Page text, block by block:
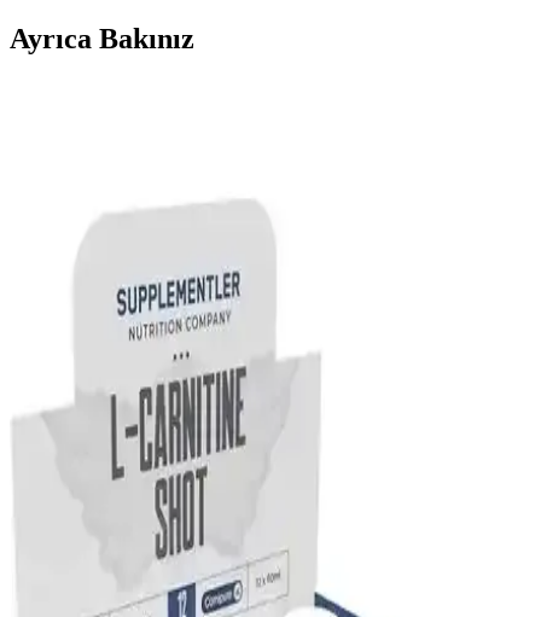
Ayrıca Bakınız
Hardline Thermo L-Carnitine ve L-Karnitin Thermo'nun özellikleri,
kullanıcı yorumları ve etkileriyle ilgili kapsamlı karşılaştırma. Hangi
ürün sizin için daha uygun? Detaylar burada.
Hardline Thermo L Carnitine Ürünleri
Karşılaştırması Spor ve Yağ Yakımına Etkileri
Hardline Thermo L Carnitine 3000 Mg ve 1000 Ml ürünleri enerji
ve yağ yakımını destekler, kullanım şekli ve özellikleri ile farklı
ihtiyaçlara uygun seçenekler sunar.
Solgar Maxi L-Carnitine 500 mg Enerji ve Kas
Fonksiyonlarını Destekleyen Güçlü Takviye
Solgar Maxi L-Carnitine 500 mg, enerji üretimini destekleyen, kas
fonksiyonlarını güçlendiren ve kilo kontrolüne yardımcı olan etkili